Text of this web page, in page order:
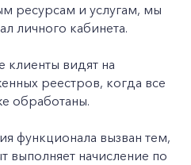
ресурсам и услугам, мы
личного кабинета.
клиенты видят на
реестров, когда все
обработаны.
функционала вызван тем,
выполняет начисление по